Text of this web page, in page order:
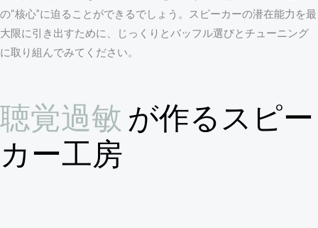
の“核心”に迫ることができるでしょう。スピーカーの潜在能力を最
大限に引き出すために、じっくりとバッフル選びとチューニング
に取り組んでみてください。
聴覚過敏 が作るスピー
カー工房